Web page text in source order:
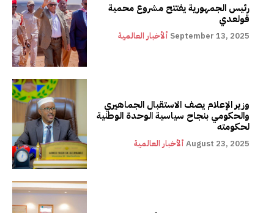
رئيس الجمهورية يفتتح مشروع محمية
قولعدي
ألأخبار العالمية September 13, 2025
وزير الإعلام يصف الاستقبال الجماهيري
والحكومي بنجاح سياسية الوحدة الوطنية
لحكومته
ألأخبار العالمية August 23, 2025